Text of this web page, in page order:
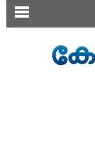
SECTIONS